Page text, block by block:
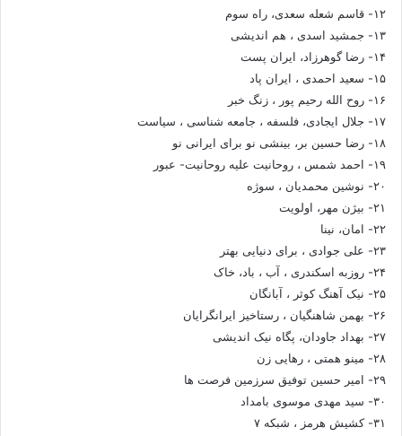
۱۲- قاسم شعله سعدی، راه سوم
۱۳- جمشید اسدی ، هم اندیشی
۱۴- رضا گوهرزاد، ایران پست
۱۵- سعید احمدی ، ایران پاد
۱۶- روح الله رحیم پور ، زنگ خبر
۱۷- جلال ایجادی، فلسفه ، جامعه شناسی ، سیاست
۱۸- رضا حسین بر، بینشی نو برای ایرانی نو
۱۹- احمد شمس ، روحانیت علیه روحانیت- عبور
۲۰- نوشین محمدیان ، سوژه
۲۱- بیژن مهر، اولویت
۲۲- امان، نینا
۲۳- علی جوادی ، برای دنیایی بهتر
۲۴- روزبه اسکندری ، آب ، باد، خاک
۲۵- نیک آهنگ کوثر ، آبانگان
۲۶- بهمن شاهنگیان ، رستاخیز ایرانگرایان
۲۷- بهداد جاودان، پگاه نیک اندیشی
۲۸- مینو همتی ، رهایی زن
۲۹- امیر حسین توفیق سرزمین فرصت ها
۳۰- سید مهدی موسوی بامداد
۳۱- کشیش هرمز ، شبکه ۷